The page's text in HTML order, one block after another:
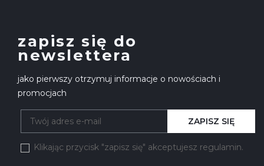
zapisz się do
newslettera
jako pierwszy otrzymuj informacje o nowościach i
promocjach
Klikając przycisk "zapisz się" akceptujesz regulamin.
ZAPISZ SIĘ